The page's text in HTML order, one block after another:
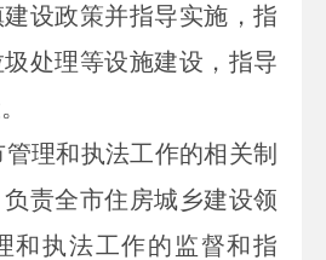
设政策并指导实施，指
处理等设施建设，指导
理和执法工作的相关制
责全市住房城乡建设领
和执法工作的监督和指